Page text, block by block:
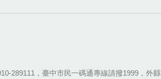
289111，臺中市民一碼通專線請撥1999，外